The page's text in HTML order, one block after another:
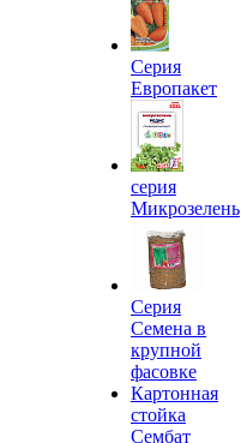
Серия
Европакет
серия
Микрозелень
Серия
Семена в
крупной
фасовке
Картонная
стойка
Сембат